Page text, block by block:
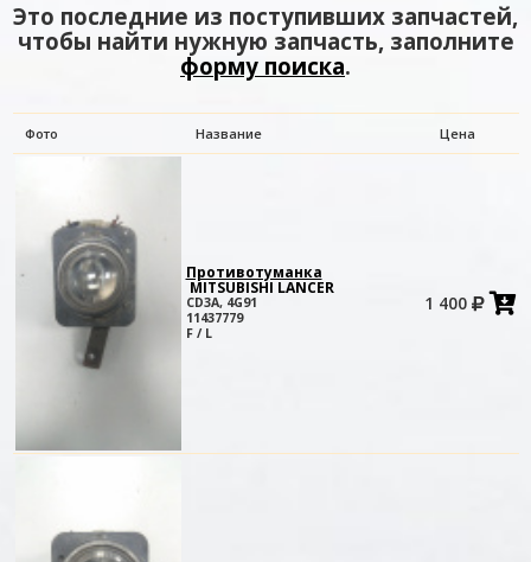
Это последние из поступивших запчастей,
чтобы найти нужную запчасть, заполните
форму поиска.
Фото Название Цена
Противотуманка
MITSUBISHI LANCER
CD3A, 4G91
11437779
F / L
1 400